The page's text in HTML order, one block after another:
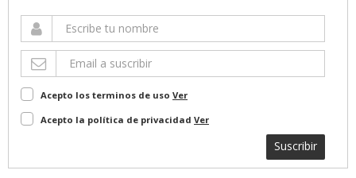
Acepto los terminos de uso Ver
Acepto la política de privacidad Ver
Suscribir